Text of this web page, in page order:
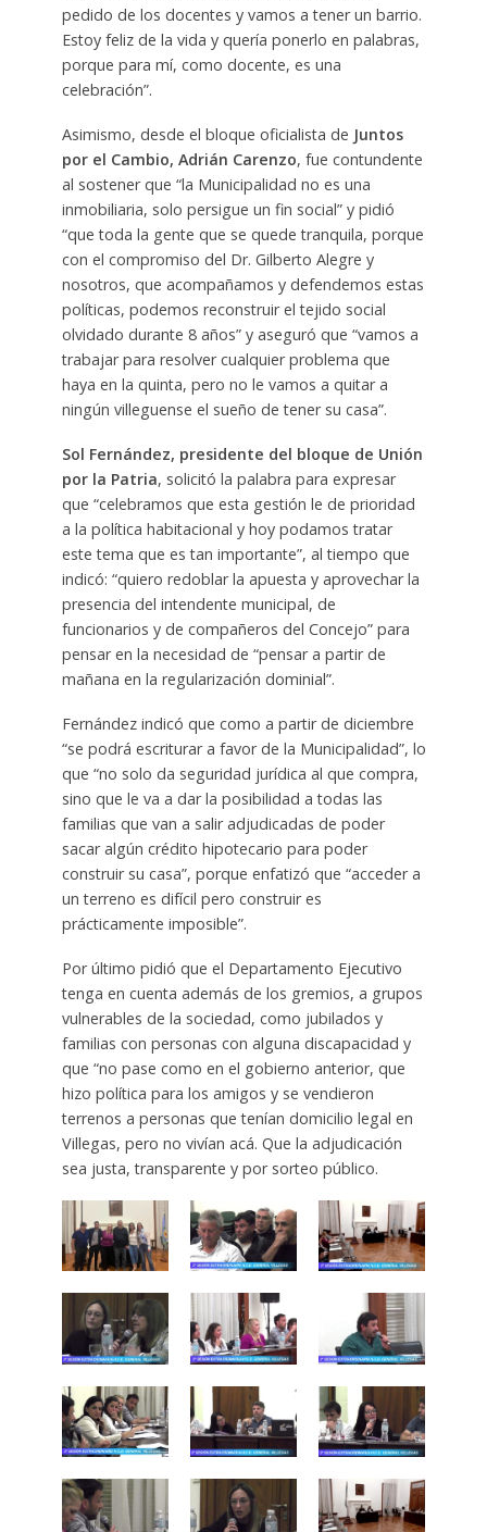
pedido de los docentes y vamos a tener un barrio.
Estoy feliz de la vida y quería ponerlo en palabras,
porque para mí, como docente, es una
celebración”.
Asimismo, desde el bloque oficialista de Juntos
por el Cambio, Adrián Carenzo, fue contundente
al sostener que “la Municipalidad no es una
inmobiliaria, solo persigue un fin social” y pidió
“que toda la gente que se quede tranquila, porque
con el compromiso del Dr. Gilberto Alegre y
nosotros, que acompañamos y defendemos estas
políticas, podemos reconstruir el tejido social
olvidado durante 8 años” y aseguró que “vamos a
trabajar para resolver cualquier problema que
haya en la quinta, pero no le vamos a quitar a
ningún villeguense el sueño de tener su casa”.
Sol Fernández, presidente del bloque de Unión
por la Patria, solicitó la palabra para expresar
que “celebramos que esta gestión le de prioridad
a la política habitacional y hoy podamos tratar
este tema que es tan importante”, al tiempo que
indicó: “quiero redoblar la apuesta y aprovechar la
presencia del intendente municipal, de
funcionarios y de compañeros del Concejo” para
pensar en la necesidad de “pensar a partir de
mañana en la regularización dominial”.
Fernández indicó que como a partir de diciembre
“se podrá escriturar a favor de la Municipalidad”, lo
que “no solo da seguridad jurídica al que compra,
sino que le va a dar la posibilidad a todas las
familias que van a salir adjudicadas de poder
sacar algún crédito hipotecario para poder
construir su casa”, porque enfatizó que “acceder a
un terreno es difícil pero construir es
prácticamente imposible”.
Por último pidió que el Departamento Ejecutivo
tenga en cuenta además de los gremios, a grupos
vulnerables de la sociedad, como jubilados y
familias con personas con alguna discapacidad y
que “no pase como en el gobierno anterior, que
hizo política para los amigos y se vendieron
terrenos a personas que tenían domicilio legal en
Villegas, pero no vivían acá. Que la adjudicación
sea justa, transparente y por sorteo público.